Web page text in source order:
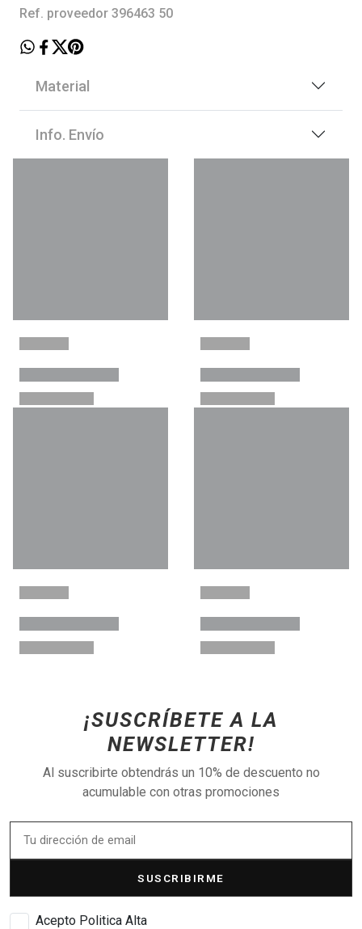
Ref. proveedor 396463 50
Material
Info. Envío
¡SUSCRÍBETE A LA
NEWSLETTER!
Al suscribirte obtendrás un 10% de descuento no
acumulable con otras promociones
SUSCRIBIRME
Acepto Politica Alta